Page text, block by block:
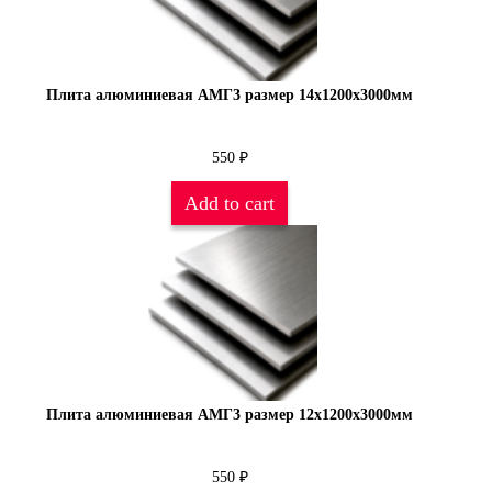
Плита алюминиевая АМГ3 размер 14х1200х3000мм
550 ₽
Add to cart
Плита алюминиевая АМГ3 размер 12х1200х3000мм
550 ₽